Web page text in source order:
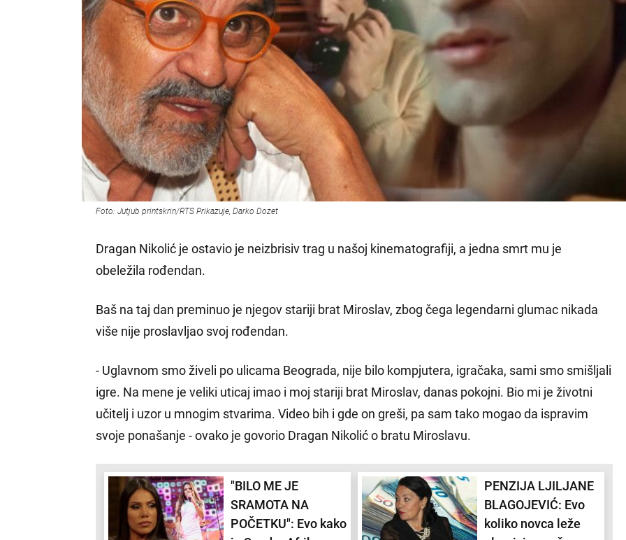
Foto: Jutjub printskrin/RTS Prikazuje, Darko Dozet
Dragan Nikolić je ostavio je neizbrisiv trag u našoj kinematografiji, a jedna smrt mu je
obeležila rođendan.
Baš na taj dan preminuo je njegov stariji brat Miroslav, zbog čega legendarni glumac nikada
više nije proslavljao svoj rođendan.
- Uglavnom smo živeli po ulicama Beograda, nije bilo kompjutera, igračaka, sami smo smišljali
igre. Na mene je veliki uticaj imao i moj stariji brat Miroslav, danas pokojni. Bio mi je životni
učitelj i uzor u mnogim stvarima. Video bih i gde on greši, pa sam tako mogao da ispravim
svoje ponašanje - ovako je govorio Dragan Nikolić o bratu Miroslavu.
"BILO ME JE
SRAMOTA NA
POČETKU": Evo kako
PENZIJA LJILJANE
BLAGOJEVIĆ: Evo
koliko novca leže